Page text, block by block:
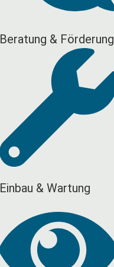
Beratung & Förderung
Einbau & Wartung